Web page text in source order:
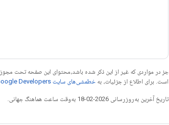
جز در مواردی که غیر از این ذکر شده باشد،‌محتوای این صفحه تحت مجوز
است. برای اطلاع از جزئیات، به خطمشی‌های سایت Google Developers‏
تاریخ آخرین به‌روزرسانی 2026-02-18 به‌وقت ساعت هماهنگ جهانی.